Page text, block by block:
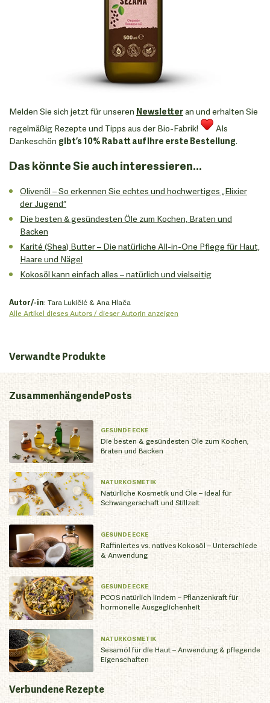
Melden Sie sich jetzt für unseren Newsletteran und erhalten Sie
regelmäßig Rezepte und Tipps aus der Bio-Fabrik!
Als
Dankeschön gibt’s 10% Rabatt auf Ihre erste Bestellung.
Das könnte Sie auch interessieren...
Olivenöl – So erkennen Sie echtes und hochwertiges „Elixier
der Jugend“
Die besten & gesündesten Öle zum Kochen, Braten und
Backen
Karité (Shea) Butter – Die natürliche All-in-One Pflege für Haut,
Haare und Nägel
Kokosöl kann einfach alles – natürlich und vielseitig
Autor/-in: Tara Lukičić & Ana Hlača
Alle Artikel dieses Autors / dieser Autorin anzeigen
Verwandte Produkte
ZusammenhängendePosts
GESUNDE ECKE
Die besten & gesündesten Öle zum Kochen,
Braten und Backen
NATURKOSMETIK
Natürliche Kosmetik und Öle – ideal für
Schwangerschaft und Stillzeit
GESUNDE ECKE
Raffiniertes vs. natives Kokosöl – Unterschiede
& Anwendung
GESUNDE ECKE
PCOS natürlich lindern – Pflanzenkraft für
hormonelle Ausgeglichenheit
NATURKOSMETIK
Sesamöl für die Haut – Anwendung & pflegende
Eigenschaften
VerbundeneRezepte